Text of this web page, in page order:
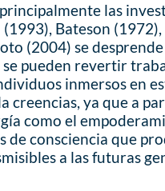
las
Bateson
(2004) se
pueden revertir
inmersos en
creencias, ya que a
como el
de consciencia que
a las futuras